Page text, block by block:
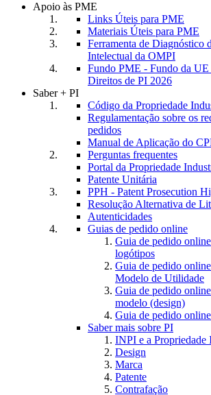
Apoio às PME
Links Úteis para PME
Materiais Úteis para PME
Ferramenta de Diagnóstico
Intelectual da OMPI
Fundo PME - Fundo da UE
Direitos de PI 2026
Saber + PI
Código da Propriedade
Regulamentação sobre os
pedidos
Manual de Aplicação do
Perguntas frequentes
Portal da Propriedade
Patente Unitária
PPH - Patent Prosecution
Resolução Alternativa de
Autenticidades
Guias de pedido online
Guia de pedido
logótipos
Guia de pedido
Modelo de Utilidade
Guia de pedido
modelo (design)
Guia de pedido
Saber mais sobre PI
INPI e a Propriedade
Design
Marca
Patente
Contrafação